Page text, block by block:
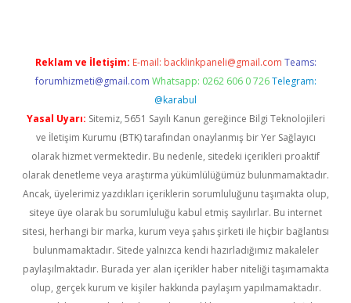
Reklam ve İletişim: E-mail: backlinkpaneli@gmail.com Teams:
forumhizmeti@gmail.com Whatsapp: 0262 606 0 726 Telegram:
@karabul
Yasal Uyarı: Sitemiz, 5651 Sayılı Kanun gereğince Bilgi Teknolojileri
ve İletişim Kurumu (BTK) tarafından onaylanmış bir Yer Sağlayıcı
olarak hizmet vermektedir. Bu nedenle, sitedeki içerikleri proaktif
olarak denetleme veya araştırma yükümlülüğümüz bulunmamaktadır.
Ancak, üyelerimiz yazdıkları içeriklerin sorumluluğunu taşımakta olup,
siteye üye olarak bu sorumluluğu kabul etmiş sayılırlar. Bu internet
sitesi, herhangi bir marka, kurum veya şahıs şirketi ile hiçbir bağlantısı
bulunmamaktadır. Sitede yalnızca kendi hazırladığımız makaleler
paylaşılmaktadır. Burada yer alan içerikler haber niteliği taşımamakta
olup, gerçek kurum ve kişiler hakkında paylaşım yapılmamaktadır.